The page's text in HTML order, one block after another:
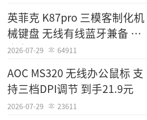
Tags：EVESKY
英菲克 K87pro 三模客制化机
械键盘 无线有线蓝牙兼备 电
竞办公两用280元
2026-07-29 64911
AOC MS320 无线办公鼠标 支
持三档DPI调节 到手21.9元
2026-07-29 23611